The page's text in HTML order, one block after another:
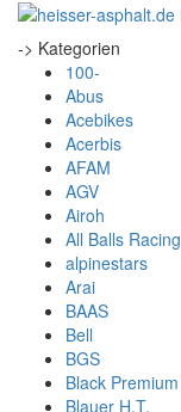
-> Kategorien
100-
Abus
Acebikes
Acerbis
AFAM
AGV
Airoh
All Balls Racing
alpinestars
Arai
BAAS
Bell
BGS
Black Premium
Blauer H.T.